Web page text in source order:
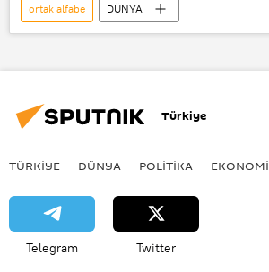
ortak alfabe
DÜNYA
Uluslararası Türk Akademisi
Türkiye
TÜRKIYE DÜNYA POLİTİKA EKONOMİ
Telegram Twitter